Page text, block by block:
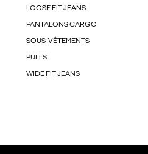
LOOSE FIT JEANS
PANTALONS CARGO
SOUS-VÊTEMENTS
PULLS
WIDE FIT JEANS